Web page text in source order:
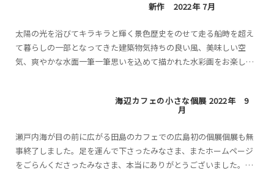
新作 2022年 7月
太陽の光を浴びてキラキラと輝く景色歴史をのせて走る船時を超え
て暮らしの一部となってきた建築物気持ちの良い風、美味しい空
気、爽やかな水面一筆一筆思いを込めて描かれた水彩画をお楽しみ
海辺カフェの小さな個展 2022年 9
月
瀬戸内海が目の前に広がる田島のカフェでの広島初の個展個展も無
事終了しました。足を運んで下さったみなさま、またホームページ
をごらんくださったみなさま、本当にありがとうございました。瀬